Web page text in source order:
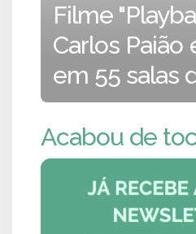
Filme
Carlos Paião
em 55 salas
Acabou de